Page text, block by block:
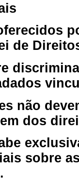
de
não
dos
sobre